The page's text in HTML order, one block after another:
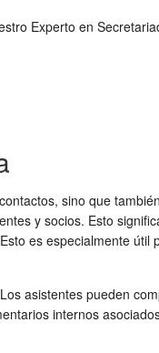
Experto en
sino que
y socios. Esto
es especialmente
asistentes pueden
internos